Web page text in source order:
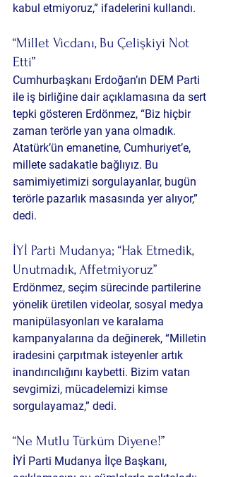
kabul etmiyoruz,” ifadelerini kullandı.
“Millet Vicdanı, Bu Çelişkiyi Not
Etti”
Cumhurbaşkanı Erdoğan’ın DEM Parti
ile iş birliğine dair açıklamasına da sert
tepki gösteren Erdönmez, “Biz hiçbir
zaman terörle yan yana olmadık.
Atatürk’ün emanetine, Cumhuriyet’e,
millete sadakatle bağlıyız. Bu
samimiyetimizi sorgulayanlar, bugün
terörle pazarlık masasında yer alıyor,”
dedi.
İYİ Parti Mudanya; “Hak Etmedik,
Unutmadık, Affetmiyoruz”
Erdönmez, seçim sürecinde partilerine
yönelik üretilen videolar, sosyal medya
manipülasyonları ve karalama
kampanyalarına da değinerek, “Milletin
iradesini çarpıtmak isteyenler artık
inandırıcılığını kaybetti. Bizim vatan
sevgimizi, mücadelemizi kimse
sorgulayamaz,” dedi.
“Ne Mutlu Türküm Diyene!”
İYİ Parti Mudanya İlçe Başkanı,